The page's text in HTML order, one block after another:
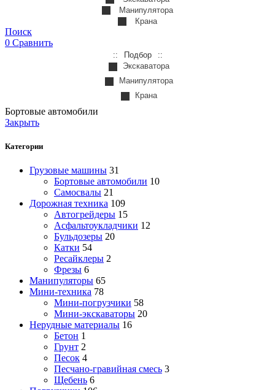
Манипулятора
Крана
Поиск
0 Сравнить
Подбор
Экскаватора
Манипулятора
Крана
Бортовые автомобили
Закрыть
Категории
Грузовые машины 31
Бортовые автомобили 10
Самосвалы 21
Дорожная техника 109
Автогрейдеры 15
Асфальтоукладчики 12
Бульдозеры 20
Катки 54
Ресайклеры 2
Фрезы 6
Манипуляторы 65
Мини-техника 78
Мини-погрузчики 58
Мини-экскаваторы 20
Нерудные материалы 16
Бетон 1
Грунт 2
Песок 4
Песчано-гравийная смесь 3
Щебень 6